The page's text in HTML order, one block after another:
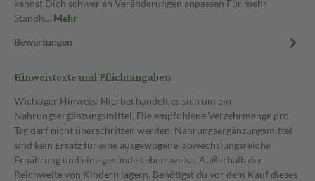
kannst Dich schwer an Veränderungen anpassen Für mehr
Standh… Mehr
Bewertungen
Hinweistexte und Pflichtangaben
Wichtiger Hinweis: Hierbei handelt es sich um ein
Nahrungsergänzungsmittel. Die empfohlene Verzehrmenge pro
Tag darf nicht überschritten werden. Nahrungsergänzungsmittel
sind kein Ersatz für eine ausgewogene, abwechslungsreiche
Ernährung und eine gesunde Lebensweise. Außerhalb der
Reichweite von Kindern lagern. Benötigst du vor dem Kauf dieses